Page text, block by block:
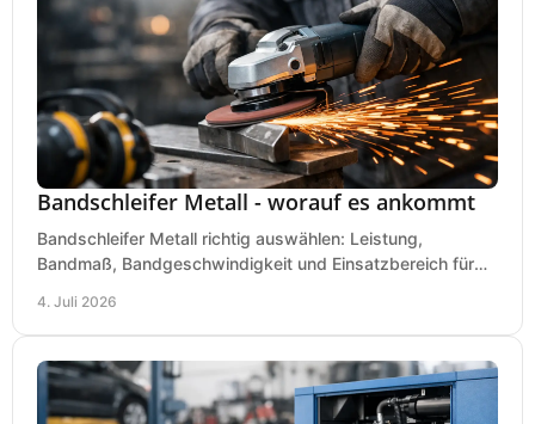
Bandschleifer Metall - worauf es ankommt
Bandschleifer Metall richtig auswählen: Leistung,
Bandmaß, Bandgeschwindigkeit und Einsatzbereich für
4. Juli 2026